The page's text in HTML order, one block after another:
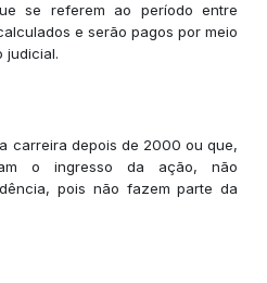
se referem ao período entre
e serão pagos por meio
judicial.
carreira depois de 2000 ou que,
o ingresso da ação, não
pois não fazem parte da